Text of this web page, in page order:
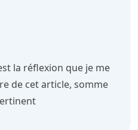
la réflexion que je me
de cet article, somme